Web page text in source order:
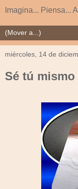
Imagina... Piensa...
miércoles, 14 de
Sé tú mismo